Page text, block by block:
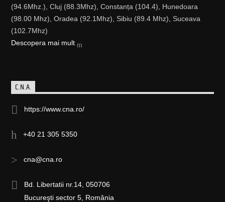
(94.6Mhz.), Cluj (88.3Mhz), Constanța (104.4), Hunedoara
(98.00 Mhz), Oradea (92.1Mhz), Sibiu (89.4 Mhz), Suceava
(102.7Mhz)
Descopera mai mult
C.N.A.
https://www.cna.ro/
+40 21 305 5350
cna@cna.ro
Bd. Libertatii nr.14, 050706
Bucureşti sector 5, România